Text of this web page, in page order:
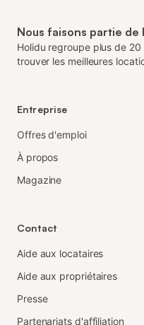
Nous faisons partie de
Holidu regroupe plus de
trouver les meilleures
Entreprise
Offres d'emploi
À propos
Magazine
Contact
Aide aux locataires
Aide aux propriétaires
Presse
Partenariats d'affiliation